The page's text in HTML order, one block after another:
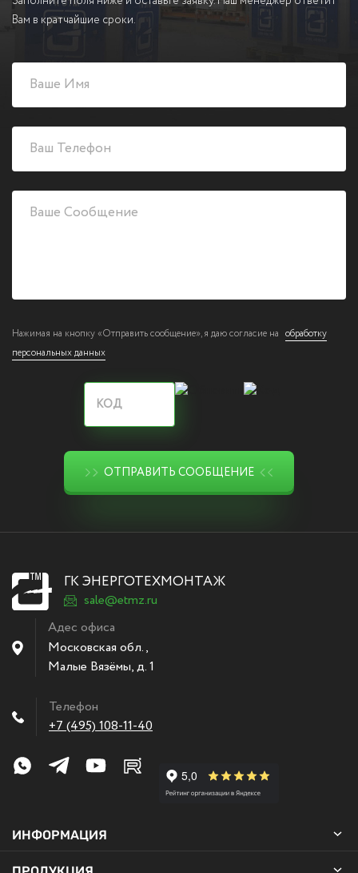
Вам в кратчайшие сроки.
Нажимая на кнопку «Отправить сообщение», я даю согласие на обработку
персональных данных
ОТПРАВИТЬ СООБЩЕНИЕ
ГК ЭНЕРГОТЕХМОНТАЖ
sale@etmz.ru
Адес офиса
Московская обл.,
Малые Вязёмы,д. 1
Телефон
+7 (495) 108-11-40
ИНФОРМАЦИЯ